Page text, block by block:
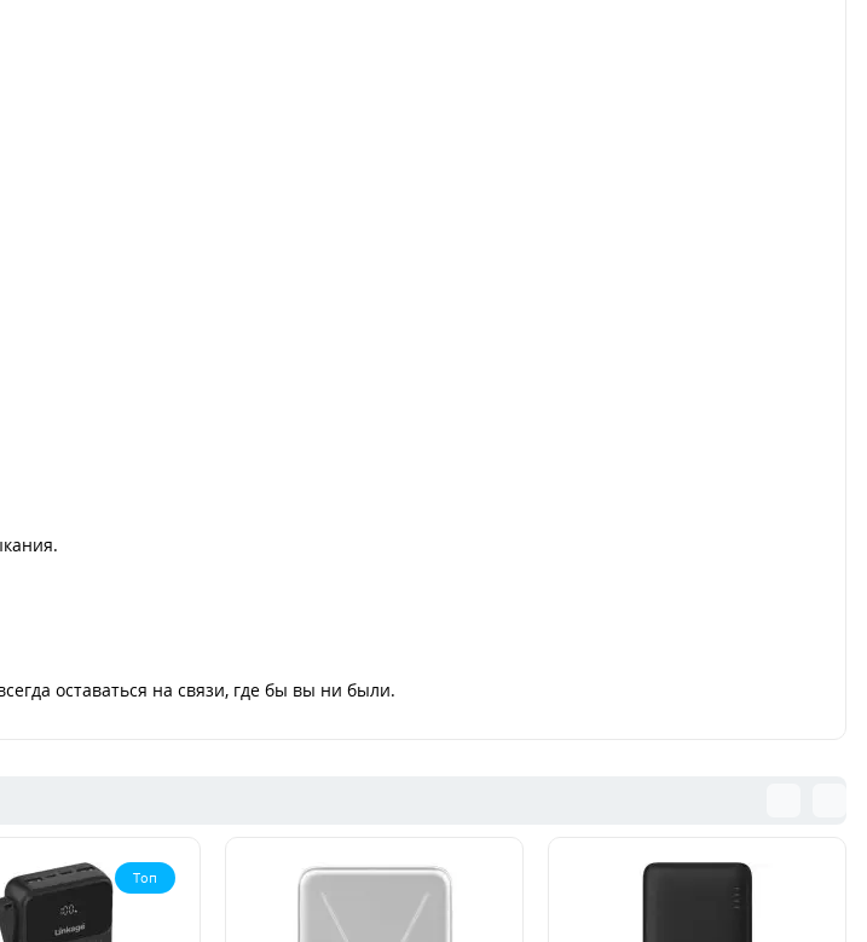
оставаться на связи, где бы вы ни были.
Топ